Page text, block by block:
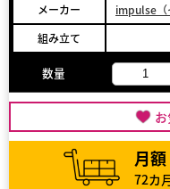
メーカー
impulse（
組み立て
数量
月額
72カ